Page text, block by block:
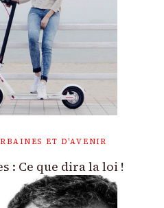
ET D'AVENIR
: Ce que dira la loi !